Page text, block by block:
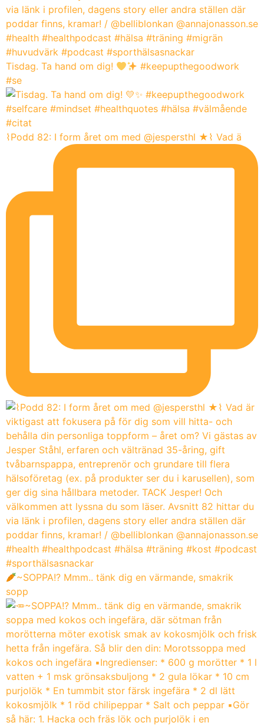
Tisdag. Ta hand om dig!
#keepupthegoodwork
#se
⌇Podd 82: I form året om med @jespersthl ★⌇ Vad ä
~SOPPA!? Mmm.. tänk dig en värmande, smakrik
sopp